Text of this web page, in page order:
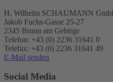
H. Wilhelm SCHAUMANN
Jakob Fuchs-Gasse 25-27
2345 Brunn am Gebirge
Telefon: +43 (0) 2236 31641 0
Telefax: +43 (0) 2236 31641 49
E-Mail senden
Social Media